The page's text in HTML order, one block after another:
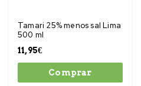
Tamari 25% menos sal Lima
500 ml
11,95€
Comprar